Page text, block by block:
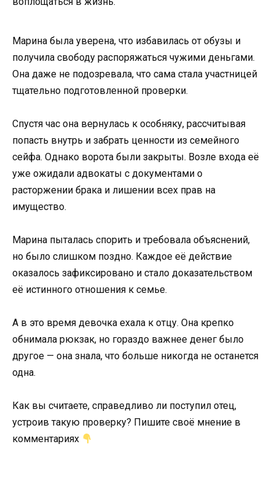
Марина была уверена, что избавилась от обузы и
получила свободу распоряжаться чужими деньгами.
Она даже не подозревала, что сама стала участницей
тщательно подготовленной проверки.
Спустя час она вернулась к особняку, рассчитывая
попасть внутрь и забрать ценности из семейного
сейфа. Однако ворота были закрыты. Возле входа её
уже ожидали адвокаты с документами о
расторжении брака и лишении всех прав на
имущество.
Марина пыталась спорить и требовала объяснений,
но было слишком поздно. Каждое её действие
оказалось зафиксировано и стало доказательством
её истинного отношения к семье.
А в это время девочка ехала к отцу. Она крепко
обнимала рюкзак, но гораздо важнее денег было
другое — она знала, что больше никогда не останется
одна.
Как вы считаете, справедливо ли поступил отец,
устроив такую проверку? Пишите своё мнение в
комментариях